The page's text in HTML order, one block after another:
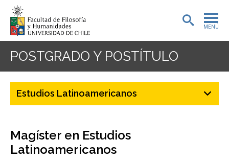
MENÚ
PORTADA
PREGRADO
POSTGRADO Y POSTÍTULO
Estudios Latinoamericanos
Magíster en Estudios
Latinoamericanos